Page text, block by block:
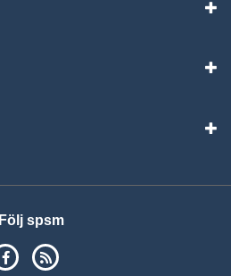
Följ spsm
SPSM på Facebook